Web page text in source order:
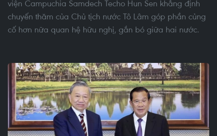
viện Campuchia Samdech Techo Hun Sen khẳng định
chuyến thăm của Chủ tịch nước Tô Lâm góp phần củng
cố hơn nữa quan hệ hữu nghị, gắn bó giữa hai nước.